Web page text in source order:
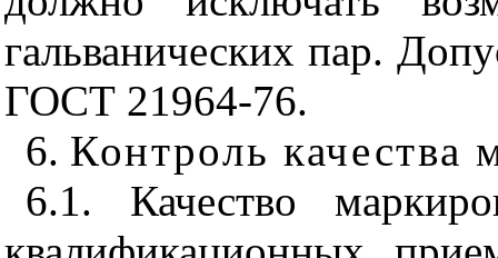
гальванических пар.
ГОСТ 21964-76.
6. Контроль качества
6.1. Качество